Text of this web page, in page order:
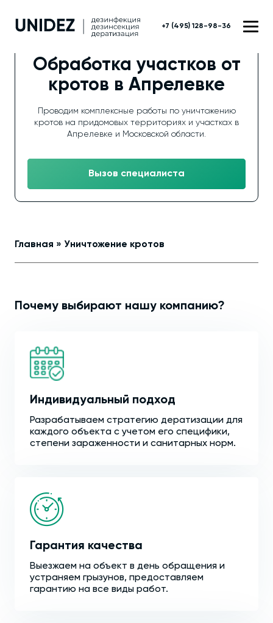
+7 (495) 128-98-36
Обработка участков от
кротов в Апрелевке
Проводим комплексные работы по уничтожению
кротов на придомовых территориях и участках в
Апрелевке и Московской области.
Вызов специалиста
Главная » Уничтожение кротов
Почему выбирают нашу компанию?
Индивидуальный подход
Разрабатываем стратегию дератизации для
каждого объекта с учетом его специфики,
степени зараженности и санитарных норм.
Гарантия качества
Выезжаем на объект в день обращения и
устраняем грызунов, предоставляем
гарантию на все виды работ.